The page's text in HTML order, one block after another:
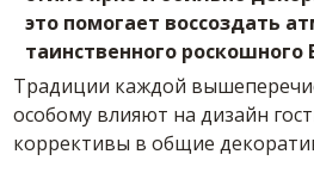
это помогает воссоздать
таинственного роскошного
Традиции каждой
особому влияют на дизайн
коррективы в общие